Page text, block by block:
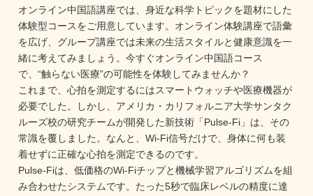
オンライン中国語講座では、身近な科学トピックを題材にした
体験型コースをご用意しています。オンライン体験講座で語彙
を広げ、グループ講座では未来の生活スタイルと健康意識を一
緒に考えてみましょう。今すぐオンライン中国語コース
で、“触らない医療”の可能性を体験してみませんか？
これまで、心拍を測定するにはスマートウォッチや医療機器が
必要でした。しかし、アメリカ・カリフォルニア大学サンタク
ルーズ校の研究チームが開発した新技術「Pulse-Fi」は、その
常識を覆しました。なんと、Wi-Fi信号だけで、身体に何も装
着せずに正確な心拍を測定できるのです。
Pulse-Fiは、低価格のWi-Fiチップと機械学習アルゴリズムを組
み合わせたシステムです。たった5秒で臨床レベルの精度に達